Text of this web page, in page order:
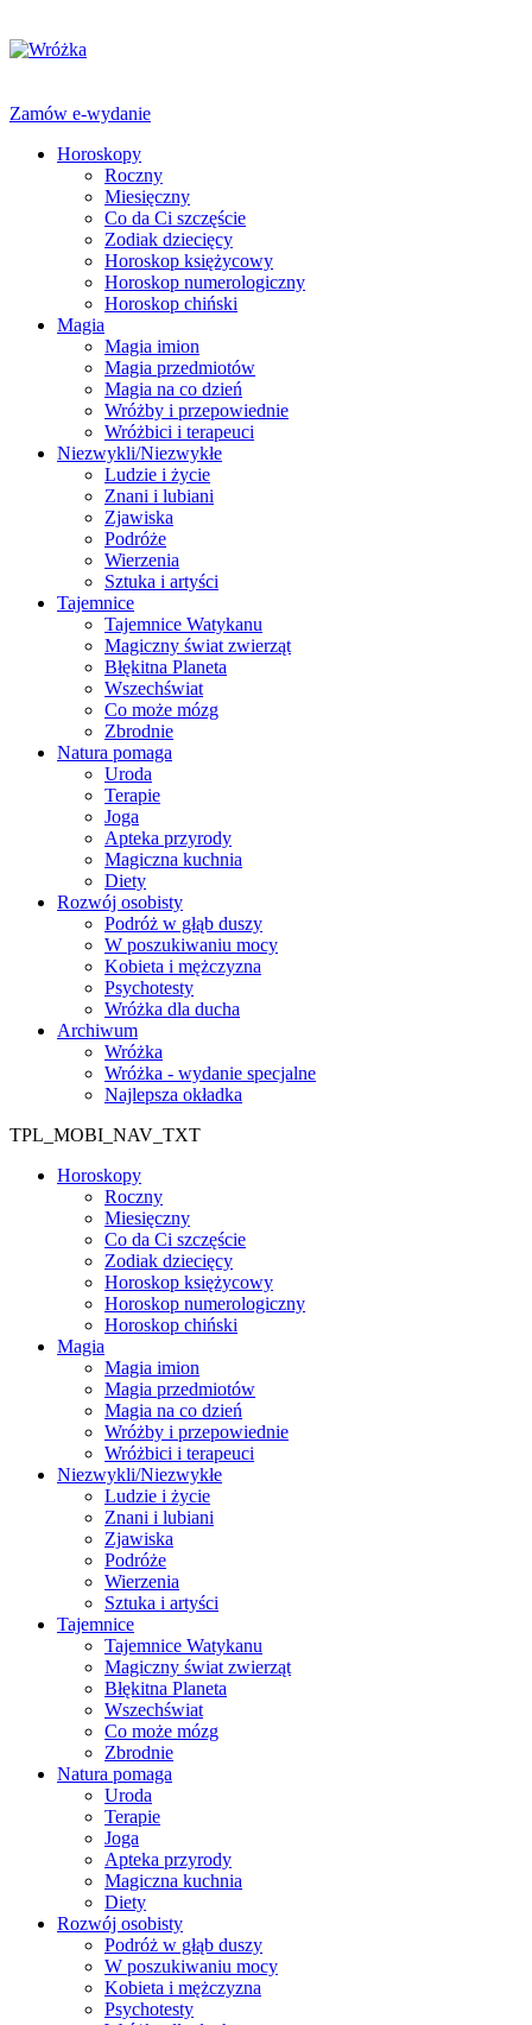
Zamów e-wydanie
Horoskopy
Roczny
Miesięczny
Co da Ci szczęście
Zodiak dziecięcy
Horoskop księżycowy
Horoskop numerologiczny
Horoskop chiński
Magia
Magia imion
Magia przedmiotów
Magia na co dzień
Wróżby i przepowiednie
Wróżbici i terapeuci
Niezwykli/Niezwykłe
Ludzie i życie
Znani i lubiani
Zjawiska
Podróże
Wierzenia
Sztuka i artyści
Tajemnice
Tajemnice Watykanu
Magiczny świat zwierząt
Błękitna Planeta
Wszechświat
Co może mózg
Zbrodnie
Natura pomaga
Uroda
Terapie
Joga
Apteka przyrody
Magiczna kuchnia
Diety
Rozwój osobisty
Podróż w głąb duszy
W poszukiwaniu mocy
Kobieta i mężczyzna
Psychotesty
Wróżka dla ducha
Archiwum
Wróżka
Wróżka - wydanie specjalne
Najlepsza okładka
TPL_MOBI_NAV_TXT
Horoskopy
Roczny
Miesięczny
Co da Ci szczęście
Zodiak dziecięcy
Horoskop księżycowy
Horoskop numerologiczny
Horoskop chiński
Magia
Magia imion
Magia przedmiotów
Magia na co dzień
Wróżby i przepowiednie
Wróżbici i terapeuci
Niezwykli/Niezwykłe
Ludzie i życie
Znani i lubiani
Zjawiska
Podróże
Wierzenia
Sztuka i artyści
Tajemnice
Tajemnice Watykanu
Magiczny świat zwierząt
Błękitna Planeta
Wszechświat
Co może mózg
Zbrodnie
Natura pomaga
Uroda
Terapie
Joga
Apteka przyrody
Magiczna kuchnia
Diety
Rozwój osobisty
Podróż w głąb duszy
W poszukiwaniu mocy
Kobieta i mężczyzna
Psychotesty